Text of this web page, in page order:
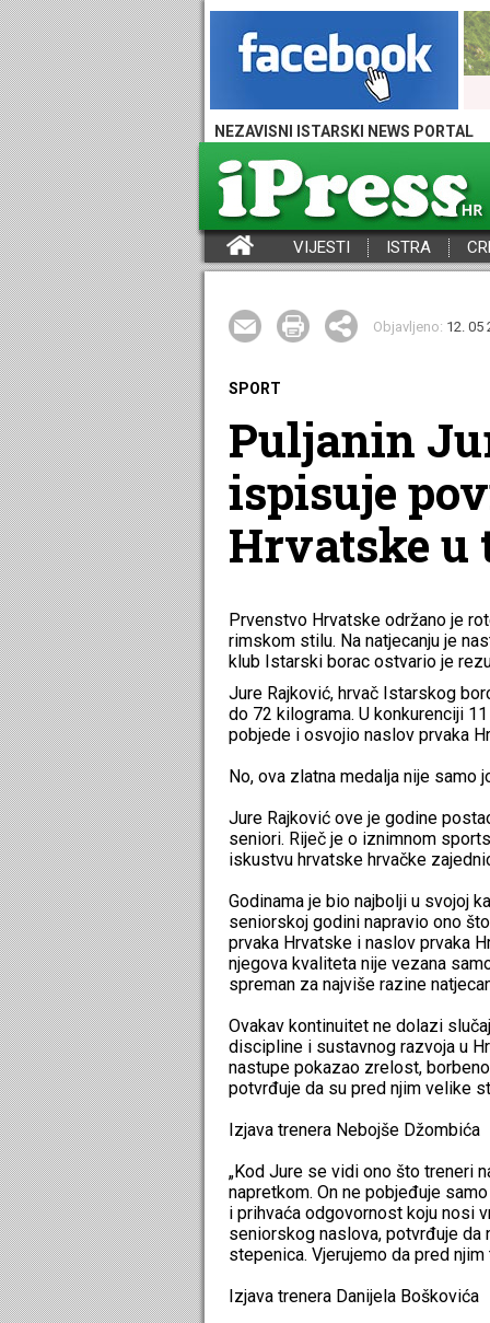
NEZAVISNI ISTARSKI NEWS PORTAL
VIJESTI ISTRA
Objavljeno: 12. 05
SPORT
Puljanin
ispisuje
Hrvatske u
Prvenstvo Hrvatske održano je
rimskom stilu. Na natjecanju je
klub Istarski borac ostvario je
Jure Rajković, hrvač Istarskog
do 72 kilograma. U konkurenciji
pobjede i osvojio naslov prvaka
No, ova zlatna medalja nije samo
Jure Rajković ove je godine
seniori. Riječ je o iznimnom
iskustvu hrvatske hrvačke
Godinama je bio najbolji u svojoj
seniorskoj godini napravio ono
prvaka Hrvatske i naslov prvaka
njegova kvaliteta nije vezana
spreman za najviše razine
Ovakav kontinuitet ne dolazi
discipline i sustavnog razvoja u
nastupe pokazao zrelost,
potvrđuje da su pred njim velike
Izjava trenera Nebojše Džombića
„Kod Jure se vidi ono što treneri
napretkom. On ne pobjeđuje
i prihvaća odgovornost koju nosi
seniorskog naslova, potvrđuje da
stepenica. Vjerujemo da pred
Izjava trenera Danijela Boškovića